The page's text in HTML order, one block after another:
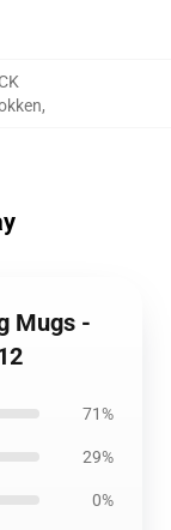
,
Mugs -
71%
29%
0%